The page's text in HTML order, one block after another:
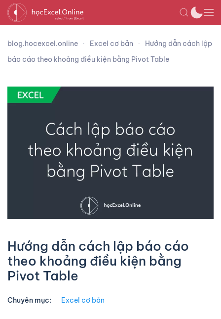
blog.hocexcel.online Excel cơ bản
Hướng dẫn cách lập
báo cáo theo khoảng điều kiện bằng Pivot Table
Hướng dẫn cách lập báo cáo
theo khoảng điều kiện bằng
Pivot Table
Chuyên mục: Excel cơ bản